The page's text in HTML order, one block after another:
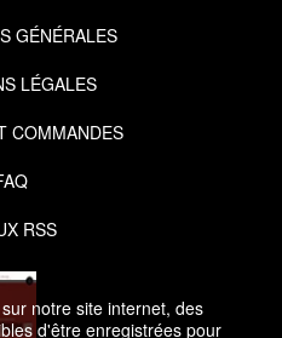
notre site internet, des
d'être enregistrées pour
GÉNÉRALES
LÉGALES
COMMANDES
RSS